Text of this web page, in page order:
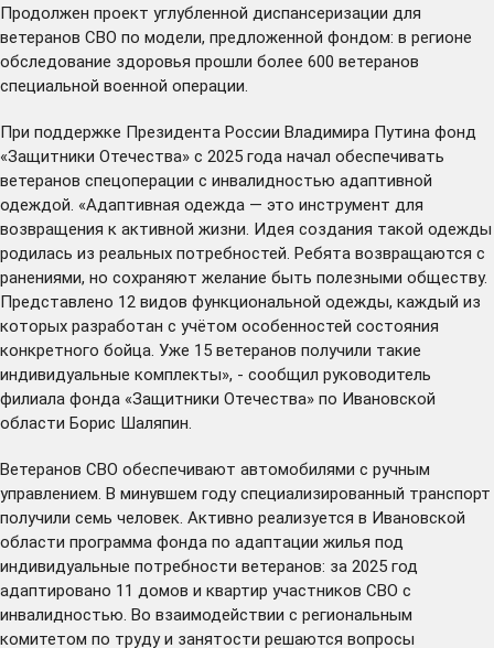
Продолжен проект углубленной диспансеризации для
ветеранов СВО по модели, предложенной фондом: в регионе
обследование здоровья прошли более 600 ветеранов
специальной военной операции.
При поддержке Президента России Владимира Путина фонд
«Защитники Отечества» с 2025 года начал обеспечивать
ветеранов спецоперации с инвалидностью адаптивной
одеждой. «Адаптивная одежда — это инструмент для
возвращения к активной жизни. Идея создания такой одежды
родилась из реальных потребностей. Ребята возвращаются с
ранениями, но сохраняют желание быть полезными обществу.
Представлено 12 видов функциональной одежды, каждый из
которых разработан с учётом особенностей состояния
конкретного бойца. Уже 15 ветеранов получили такие
индивидуальные комплекты», - сообщил руководитель
филиала фонда «Защитники Отечества» по Ивановской
области Борис Шаляпин.
Ветеранов СВО обеспечивают автомобилями с ручным
управлением. В минувшем году специализированный транспорт
получили семь человек. Активно реализуется в Ивановской
области программа фонда по адаптации жилья под
индивидуальные потребности ветеранов: за 2025 год
адаптировано 11 домов и квартир участников СВО с
инвалидностью. Во взаимодействии с региональным
комитетом по труду и занятости решаются вопросы